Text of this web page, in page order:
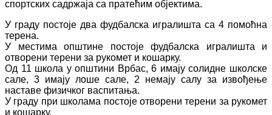
спортских садржаја са пратећим објектима.
У граду постоје два фудбалска игралишта са 4 помоћна
терена.
У местима општине постоје фудбалска игралишта и
отворени терени за рукомет и кошарку.
Од 11 школа у општини Врбас, 6 имају солидне школске
сале, 3 имају лоше сале, 2 немају салу за извођење
наставе физичког васпитања.
У граду при школама постоје отворени терени за рукомет
и кошарку.